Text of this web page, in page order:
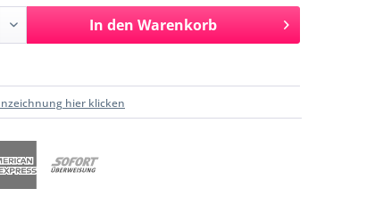
In den Warenkorb
hier klicken